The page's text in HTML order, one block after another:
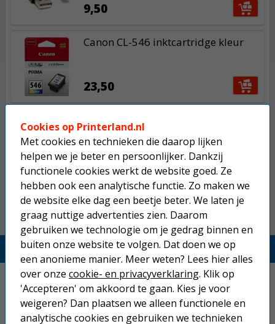
9,50
Canon CL-546 inktcartridge kleur
23,50
USB printerkabel zwart lengte 2
meter
10,25
Printerland.nl
Home
Inkjetprinters
Cookies op Printerland.nl
Met cookies en technieken die daarop lijken
helpen we je beter en persoonlijker. Dankzij
functionele cookies werkt de website goed. Ze
hebben ook een analytische functie. Zo maken we
de website elke dag een beetje beter. We laten je
graag nuttige advertenties zien. Daarom
gebruiken we technologie om je gedrag binnen en
buiten onze website te volgen. Dat doen we op
een anonieme manier. Meer weten? Lees hier alles
over onze cookie- en privacyverklaring. Klik op
'Accepteren' om akkoord te gaan. Kies je voor
weigeren? Dan plaatsen we alleen functionele en
analytische cookies en gebruiken we technieken